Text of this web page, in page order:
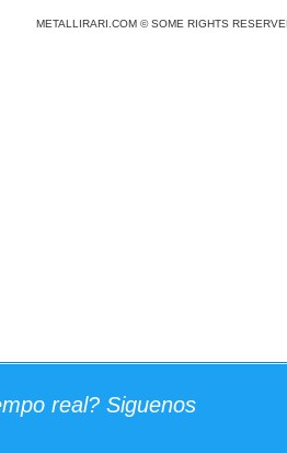
METALLIRARI.COM © SOME RIGHTS
real? Siguenos